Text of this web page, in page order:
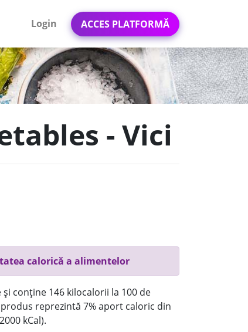
Login ACCES PLATFORMĂ
- Vici
calorică a alimentelor
conține 146 kilocalorii la 100 de
reprezintă 7% aport caloric din
kCal).